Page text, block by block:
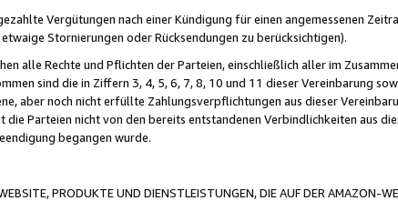
Vergütungen nach einer Kündigung für einen angemessenen
Stornierungen oder Rücksendungen zu berücksichtigen).
alle Rechte und Pflichten der Parteien, einschließlich aller im
sind die in Ziffern 3, 4, 5, 6, 7, 8, 10 und 11 dieser Vereinbarung
aber noch nicht erfüllte Zahlungsverpflichtungen aus dieser
Parteien nicht von den bereits entstandenen Verbindlichkeiten aus
begangen wurde.
PRODUKTE UND DIENSTLEISTUNGEN, DIE AUF DER AMAZON-